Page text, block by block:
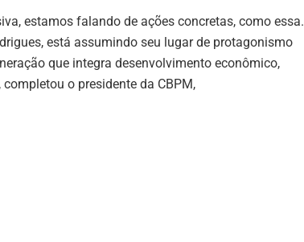
estamos falando de ações concretas, como essa.
está assumindo seu lugar de protagonismo
que integra desenvolvimento econômico,
o presidente da CBPM,